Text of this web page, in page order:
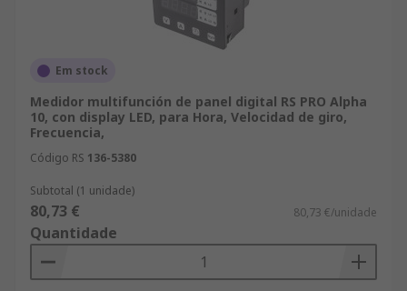
Em stock
Medidor multifunción de panel digital RS PRO Alpha
10, con display LED, para Hora, Velocidad de giro,
Frecuencia,
Código RS 136-5380
Subtotal (1 unidade)
80,73 € 80,73 €/unidade
Quantidade